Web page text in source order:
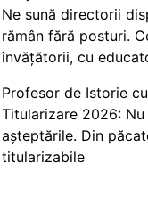
Ne sună directorii
rămân fără posturi.
învățătorii, cu
Profesor de Istorie
Titularizare 2026:
așteptările. Din
titularizabile